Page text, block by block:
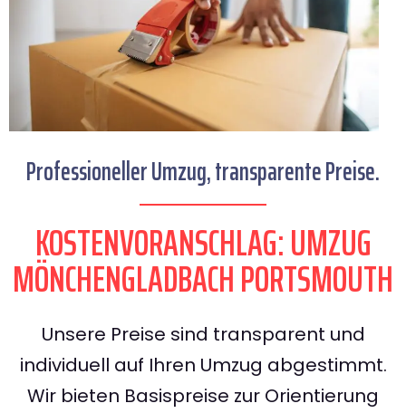
Professioneller Umzug, transparente Preise.
KOSTENVORANSCHLAG: UMZUG
MÖNCHENGLADBACH PORTSMOUTH
Unsere Preise sind transparent und
individuell auf Ihren Umzug abgestimmt.
Wir bieten Basispreise zur Orientierung